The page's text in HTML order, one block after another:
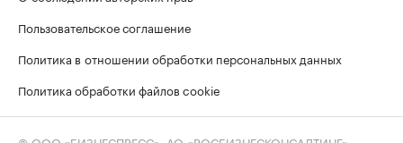
Пользовательское соглашение
Политика в отношении обработки персональных данных
Политика обработки файлов cookie